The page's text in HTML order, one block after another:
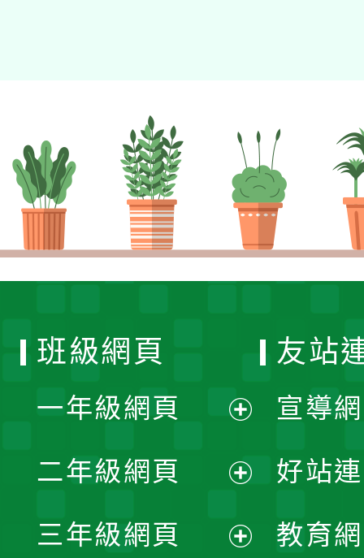
班級網頁
一年級網頁
開
選
二年級網頁
三年級網頁
友站
宣導
好站
教育